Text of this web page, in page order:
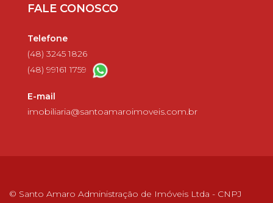
FALE CONOSCO
Telefone
(48) 3245 1826
(48) 99161 1759
E-mail
imobiliaria@santoamaroimoveis.com.br
© Santo Amaro Administração de Imóveis Ltda - CNPJ